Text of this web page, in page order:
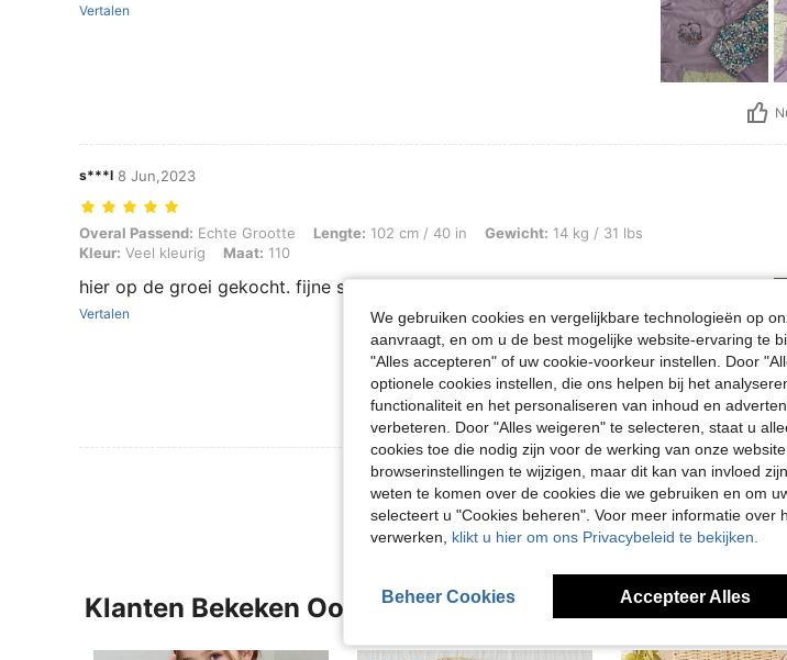
Vertalen
s***l 8 Jun,2023
Overal Passend: Echte Grootte, Lengte: 102 cm / 40 in, Gewicht: 14 kg / 31 lbs, Kleur: Veel kleurig, Maat: 110
Overal Passend: Echte Grootte Lengte: 102 cm / 40 in Gewicht: 14 kg / 31 lbs
Kleur: Veel kleurig Maat: 110
hier op de groei gekocht. fijne stof
Vertalen
Meer Beoordelingen Bekijken
Klanten Bekeken Ook
We gebruiken cookies en vergelijkbare technologieën op
aanvraagt, en om u de best mogelijke website-ervaring te
"Alles accepteren" of uw cookie-voorkeur instellen. Door
optionele cookies instellen, die ons helpen bij het
functionaliteit en het personaliseren van inhoud en
verbeteren. Door "Alles weigeren" te selecteren, staat u
cookies toe die nodig zijn voor de werking van onze
browserinstellingen te wijzigen, maar dit kan van invloed
weten te komen over de cookies die we gebruiken en om
selecteert u "Cookies beheren". Voor meer informatie over
verwerken, klikt u hier om ons Privacybeleid te bekijken.
Beheer Cookies Accepteer Alles